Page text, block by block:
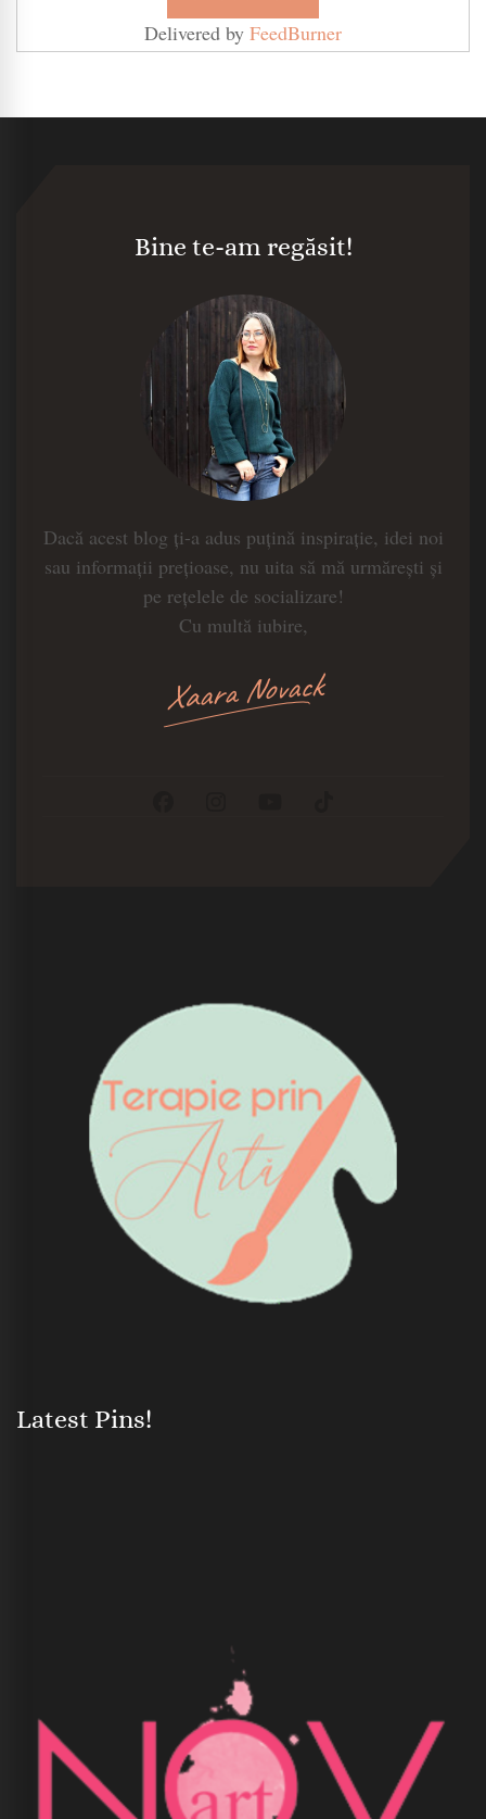
Delivered by FeedBurner
Bine te-am regăsit!
Dacă acest blog ți-a adus puțină inspirație, idei noi
sau informații prețioase, nu uita să mă urmărești și
pe rețelele de socializare!
Cu multă iubire,
Xaara Novack
Latest Pins!